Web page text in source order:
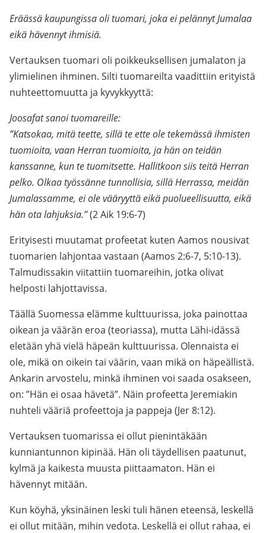
Eräässä kaupungissa oli tuomari, joka ei pelännyt Jumalaa
eikä hävennyt ihmisiä.
Vertauksen tuomari oli poikkeuksellisen jumalaton ja
ylimielinen ihminen. Silti tuomareilta vaadittiin erityistä
nuhteettomuutta ja kyvykkyyttä:
Joosafat sanoi tuomareille:
”Katsokaa, mitä teette, sillä te ette ole tekemässä ihmisten
tuomioita, vaan Herran tuomioita, ja hän on teidän
kanssanne, kun te tuomitsette. Hallitkoon siis teitä Herran
pelko. Olkaa työssänne tunnollisia, sillä Herrassa, meidän
Jumalassamme, ei ole vääryyttä eikä puolueellisuutta, eikä
hän ota lahjuksia.”(2 Aik 19:6-7)
Erityisesti muutamat profeetat kuten Aamos nousivat
tuomarien lahjontaa vastaan (Aamos 2:6-7, 5:10-13).
Talmudissakin viitattiin tuomareihin, jotka olivat
helposti lahjottavissa.
Täällä Suomessa elämme kulttuurissa, joka painottaa
oikean ja väärän eroa (teoriassa), mutta Lähi-idässä
eletään yhä vielä häpeän kulttuurissa. Olennaista ei
ole, mikä on oikein tai väärin, vaan mikä on häpeällistä.
Ankarin arvostelu, minkä ihminen voi saada osakseen,
on: ”Hän ei osaa hävetä”. Näin profeetta Jeremiakin
nuhteli vääriä profeettoja ja pappeja (Jer 8:12).
Vertauksen tuomarissa ei ollut pienintäkään
kunniantunnon kipinää. Hän oli täydellisen paatunut,
kylmä ja kaikesta muusta piittaamaton. Hän ei
hävennyt mitään.
Kun köyhä, yksinäinen leski tuli hänen eteensä, leskellä
ei ollut mitään, mihin vedota. Leskellä ei ollut rahaa, ei